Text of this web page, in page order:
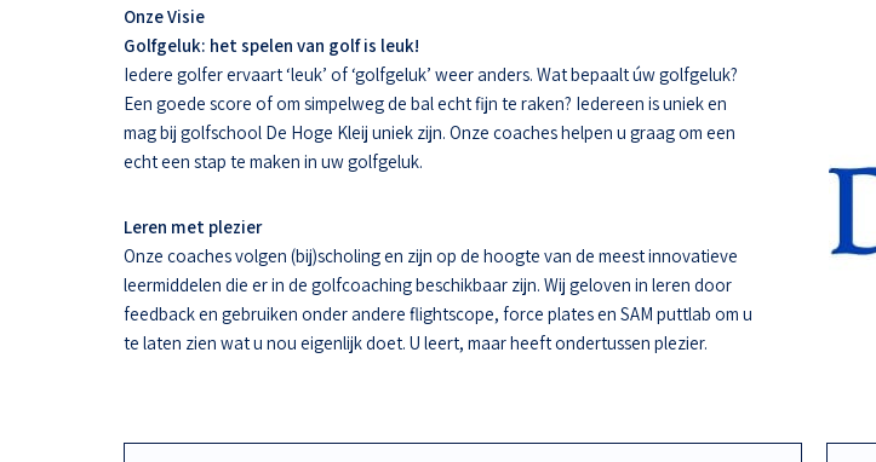
Onze Visie
Golfgeluk: het spelen van golf is leuk!
Iedere golfer ervaart ‘leuk’ of ‘golfgeluk’ weer anders. Wat bepaalt úw golfgeluk?
Een goede score of om simpelweg de bal echt fijn te raken? Iedereen is uniek en
mag bij golfschool De Hoge Kleij uniek zijn. Onze coaches helpen u graag om een
echt een stap te maken in uw golfgeluk.
Leren met plezier
Onze coaches volgen (bij)scholing en zijn op de hoogte van de meest innovatieve
leermiddelen die er in de golfcoaching beschikbaar zijn. Wij geloven in leren door
feedback en gebruiken onder andere flightscope, force plates en SAM puttlab om u
te laten zien wat u nou eigenlijk doet. U leert, maar heeft ondertussen plezier.